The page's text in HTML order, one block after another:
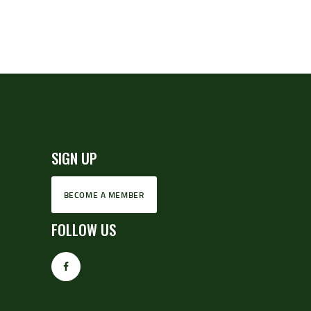
SIGN UP
BECOME A MEMBER
FOLLOW US